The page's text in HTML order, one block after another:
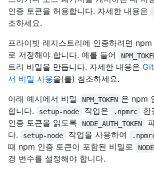
인증 토큰을 허용합니다. 자세한 내용은
조하세요.
프라이빗 레지스트리에 인증하려면
로 저장해야 합니다. 예를 들어
트리 비밀을 만듭니다. 자세한 내용은
서 비밀 사용을(를) 참조하세요.
아래 예시에서 비밀
NPM_TOKEN 은 npm
합니다.
setup-node 작업은 .npmrc
환
인증 토큰을 읽도록
NODE_AUTH_TOKEN
다.
setup-node 작업을 사용하여
때 npm 인증 토큰이 포함된 비밀로
경 변수를 설정해야 합니다.